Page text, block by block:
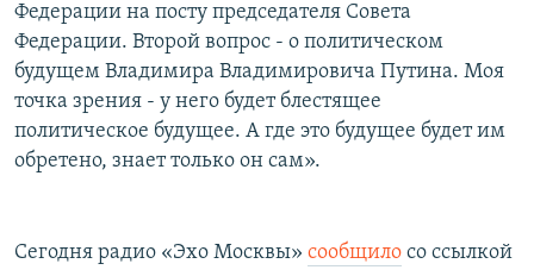
Федерации на посту председателя Совета
Федерации. Второй вопрос - о политическом
будущем Владимира Владимировича Путина. Моя
точка зрения - у него будет блестящее
политическое будущее. А где это будущее будет им
обретено, знает только он сам».
Сегодня радио «Эхо Москвы» сообщило со ссылкой